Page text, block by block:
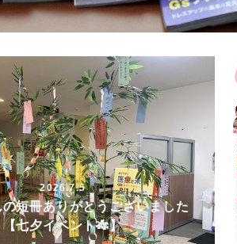
2026.7.5
短冊ありがとうございました
【七夕イベント🎋】